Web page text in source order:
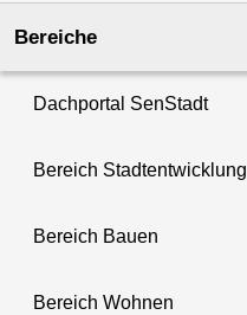
Bereiche
Dachportal SenStadt
Bereich Stadtentwicklung
Bereich Bauen
Bereich Wohnen